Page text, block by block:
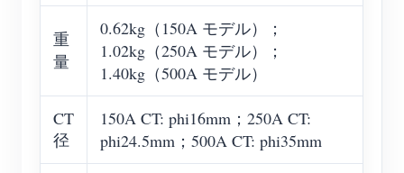
重
量
0.62kg（150A モデル）；
1.02kg（250A モデル）；
1.40kg（500A モデル）
CT
径
150A CT: phi16mm；250A CT:
phi24.5mm；500A CT: phi35mm